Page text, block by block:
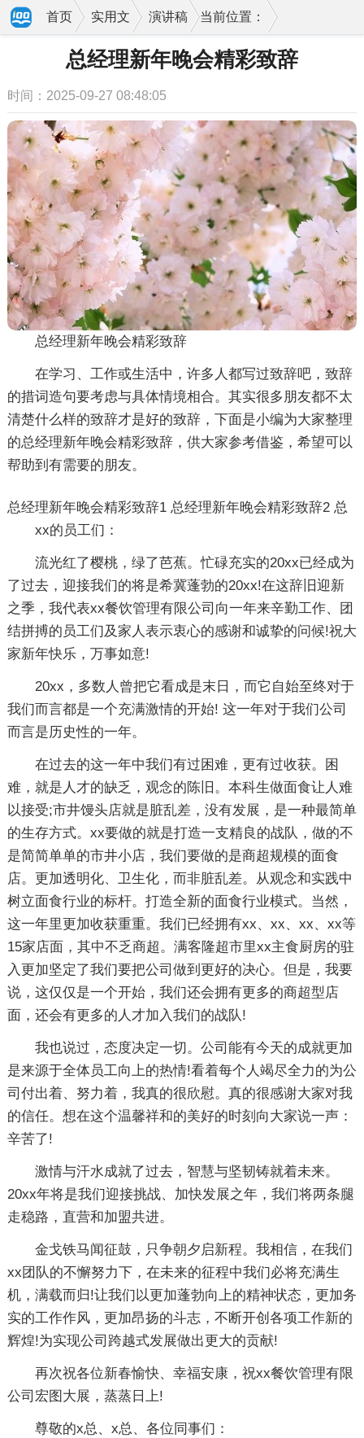
当前位置：
首页 实用文 演讲稿
总经理新年晚会精彩致辞
时间：2025-09-27 08:48:05
总经理新年晚会精彩致辞
在学习、工作或生活中，许多人都写过致辞吧，致辞
的措词造句要考虑与具体情境相合。其实很多朋友都不太
清楚什么样的致辞才是好的致辞，下面是小编为大家整理
的总经理新年晚会精彩致辞，供大家参考借鉴，希望可以
帮助到有需要的朋友。
总经理新年晚会精彩致辞1
xx的员工们：
流光红了樱桃，绿了芭蕉。忙碌充实的20xx已经成为
了过去，迎接我们的将是希冀蓬勃的20xx!在这辞旧迎新
之季，我代表xx餐饮管理有限公司向一年来辛勤工作、团
结拼搏的员工们及家人表示衷心的感谢和诚挚的问候!祝大
家新年快乐，万事如意!
20xx，多数人曾把它看成是末日，而它自始至终对于
我们而言都是一个充满激情的开始! 这一年对于我们公司
而言是历史性的一年。
在过去的这一年中我们有过困难，更有过收获。困
难，就是人才的缺乏，观念的陈旧。本科生做面食让人难
以接受;市井馒头店就是脏乱差，没有发展，是一种最简单
的生存方式。xx要做的就是打造一支精良的战队，做的不
是简简单单的市井小店，我们要做的是商超规模的面食
店。更加透明化、卫生化，而非脏乱差。从观念和实践中
树立面食行业的标杆。打造全新的面食行业模式。当然，
这一年里更加收获重重。我们已经拥有xx、xx、xx、xx等
15家店面，其中不乏商超。满客隆超市里xx主食厨房的驻
入更加坚定了我们要把公司做到更好的决心。但是，我要
说，这仅仅是一个开始，我们还会拥有更多的商超型店
面，还会有更多的人才加入我们的战队!
我也说过，态度决定一切。公司能有今天的成就更加
是来源于全体员工向上的热情!看着每个人竭尽全力的为公
司付出着、努力着，我真的很欣慰。真的很感谢大家对我
的信任。想在这个温馨祥和的美好的时刻向大家说一声：
辛苦了!
激情与汗水成就了过去，智慧与坚韧铸就着未来。
20xx年将是我们迎接挑战、加快发展之年，我们将两条腿
走稳路，直营和加盟共进。
金戈铁马闻征鼓，只争朝夕启新程。我相信，在我们
xx团队的不懈努力下，在未来的征程中我们必将充满生
机，满载而归!让我们以更加蓬勃向上的精神状态，更加务
实的工作作风，更加昂扬的斗志，不断开创各项工作新的
辉煌!为实现公司跨越式发展做出更大的贡献!
再次祝各位新春愉快、幸福安康，祝xx餐饮管理有限
公司宏图大展，蒸蒸日上!
总经理新年晚会精彩致辞2
尊敬的x总、x总、各位同事们：
总